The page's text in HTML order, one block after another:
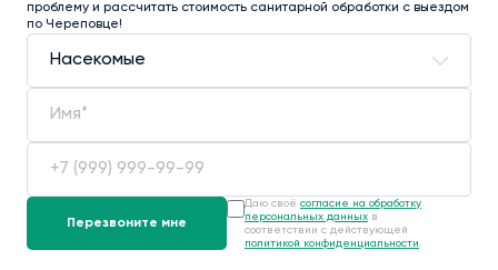
проблему и рассчитать стоимость санитарной обработки с выездом
по Череповце!
Даю своё согласие на обработку
персональных данных в
соответствии с действующей
политикой конфиденциальности .